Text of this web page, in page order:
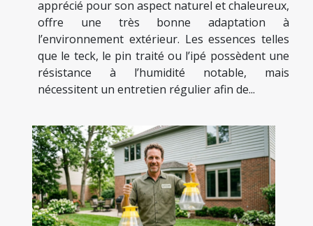
apprécié pour son aspect naturel et chaleureux,
offre une très bonne adaptation à
l’environnement extérieur. Les essences telles
que le teck, le pin traité ou l’ipé possèdent une
résistance à l’humidité notable, mais
nécessitent un entretien régulier afin de...